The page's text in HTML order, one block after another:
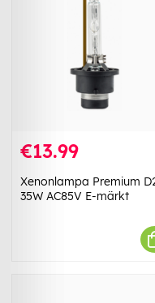
€13.99
Xenonlampa Premium
35W AC85V E-märkt